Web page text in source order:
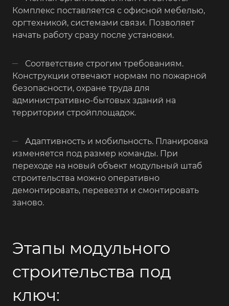
Комплекс поставляется с офисной мебелью,
оргтехникой, системами связи. Позволяет
начать работу сразу после установки.
Соответствие строгим требованиям.
Конструкции отвечают нормам по пожарной
безопасности, охране труда для
административно-бытовых зданий на
территории стройплощадок.
Адаптивность и мобильность. Планировка
изменяется под размер команды. При
переходе на новый объект модульный штаб
строительства можно оперативно
демонтировать, перевезти и смонтировать
заново.
Этапы модульного
строительства под
ключ: